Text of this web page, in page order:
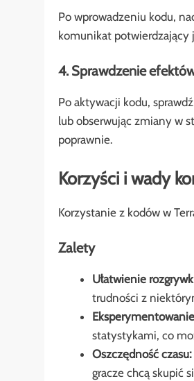
Po wprowadzeniu kodu,
komunikat potwierdzający
4. Sprawdzenie
Po aktywacji kodu,
lub obserwując zmiany w
poprawnie.
Korzyści i wady
Korzystanie z kodów w
Zalety
Ułatwienie
trudności z
statystykami, co
Oszczędność czasu:
gracze chcą skupić